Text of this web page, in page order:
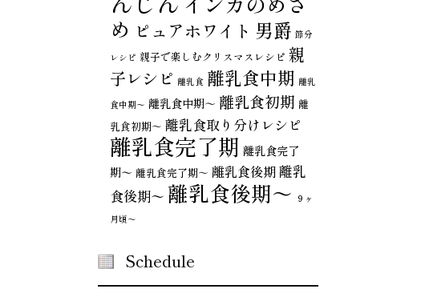
め ピュアホワイト 男爵 節分
レシピ 親子で楽しむクリスマスレシピ 親
子レシピ 離乳食 離乳食中期 離乳
食中期〜 離乳食中期～ 離乳食初期 離
乳食初期～ 離乳食取り分けレシピ
離乳食完了期 離乳食完了
期〜 離乳食完了期～ 離乳食後期離乳
食後期〜 離乳食後期～ ９ヶ
月頃～
Schedule